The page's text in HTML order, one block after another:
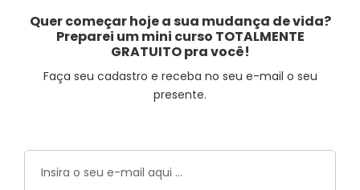
Quer começar hoje a sua mudança de vida?
Preparei um mini curso TOTALMENTE
GRATUITO pra você!
Faça seu cadastro e receba no seu e-mail o seu
presente.